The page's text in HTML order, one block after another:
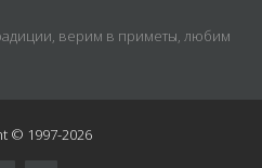
верим в приметы, любим
© 1997-2026